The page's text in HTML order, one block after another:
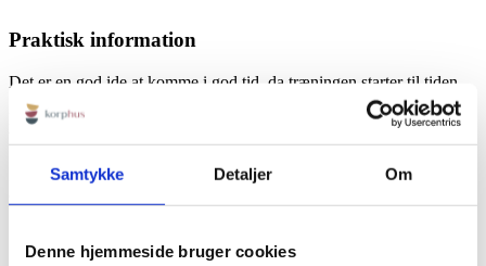
Samtykke Detaljer Om
Denne hjemmeside bruger cookies
Praktisk information
Det er en god ide at komme i god tid, da træningen starter til tiden.
Det er også en god ide at være iført tøj, der giver frihed til
Ingen forplejning inkluderet, dog er der adgang til gratis vand, kaffe